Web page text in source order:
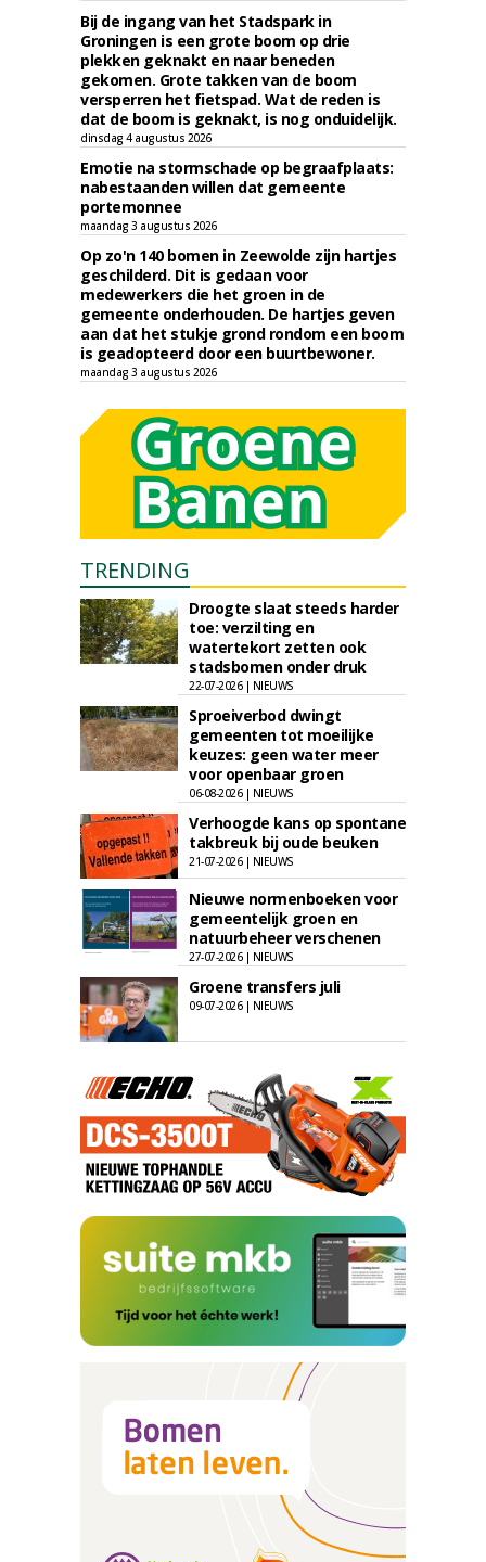
Bij de ingang van het Stadspark in
Groningen is een grote boom op drie
plekken geknakt en naar beneden
gekomen. Grote takken van de boom
versperren het fietspad. Wat de reden is
dat de boom is geknakt, is nog onduidelijk.
dinsdag 4 augustus 2026
Emotie na stormschade op begraafplaats:
nabestaanden willen dat gemeente
portemonnee
maandag 3 augustus 2026
Op zo'n 140 bomen in Zeewolde zijn hartjes
geschilderd. Dit is gedaan voor
medewerkers die het groen in de
gemeente onderhouden. De hartjes geven
aan dat het stukje grond rondom een boom
is geadopteerd door een buurtbewoner.
maandag 3 augustus 2026
TRENDING
Droogte slaat steeds harder
toe: verzilting en
watertekort zetten ook
stadsbomen onder druk
22-07-2026 | NIEUWS
Sproeiverbod dwingt
gemeenten tot moeilijke
keuzes: geen water meer
voor openbaar groen
06-08-2026 | NIEUWS
Verhoogde kans op spontane
takbreuk bij oude beuken
21-07-2026 | NIEUWS
Nieuwe normenboeken voor
gemeentelijk groen en
natuurbeheer verschenen
27-07-2026 | NIEUWS
Groene transfers juli
09-07-2026 | NIEUWS